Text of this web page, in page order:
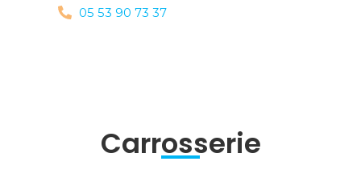
05 53 90 73 37
Carrosserie